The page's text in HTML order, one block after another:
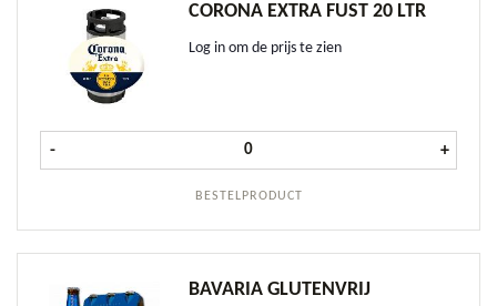
CORONA EXTRA FUST 20 LTR
Log in om de prijs te zien
BESTELPRODUCT
- Corona Extra fust 20 ltr aantal
+
BAVARIA GLUTENVRIJ